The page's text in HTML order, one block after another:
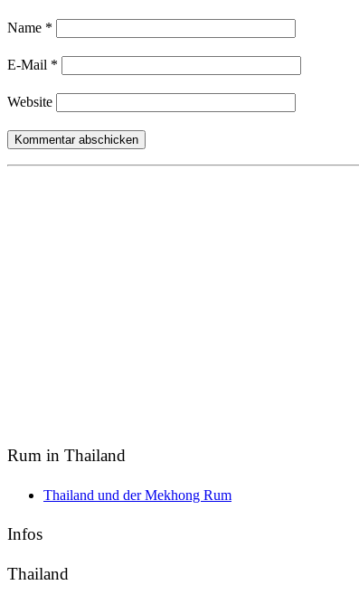
Name *
E-Mail *
Website
Rum in Thailand
Thailand und der Mekhong Rum
Infos
Thailand